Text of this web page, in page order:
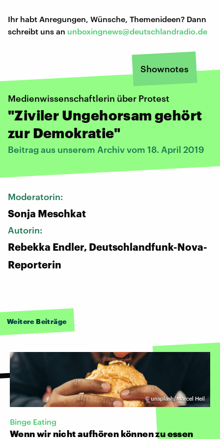
Ihr habt Anregungen, Wünsche, Themenideen? Dann
schreibt uns an unboxingnews@deutschlandradio.de
Shownotes
Medienwissenschaftlerin über Protest
"Ziviler Ungehorsam gehört
zur Demokratie"
Beitrag aus unserem Archiv vom 18. April 2019
Moderatorin:
Sonja Meschkat
Autorin:
Rebekka Endler, Deutschlandfunk-Nova-
Reporterin
Weitere Beiträge
©unsplash/Marcel Heil
Binge Eating
Wenn wir nicht aufhören können zu essen